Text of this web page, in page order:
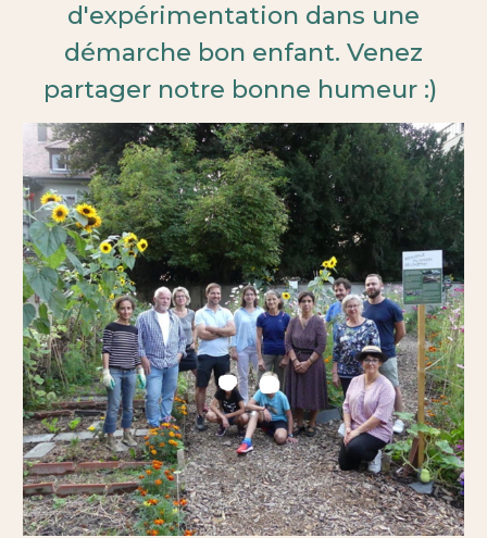
d'expérimentation dans une
démarche bon enfant. Venez
partager notre bonne humeur :)